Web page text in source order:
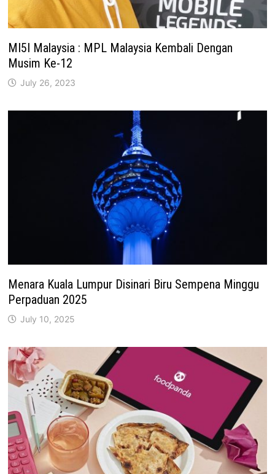
MI5I Malaysia : MPL Malaysia Kembali Dengan
Musim Ke-12
July 26, 2023
Menara Kuala Lumpur Disinari Biru Sempena Minggu
Perpaduan 2025
July 10, 2025